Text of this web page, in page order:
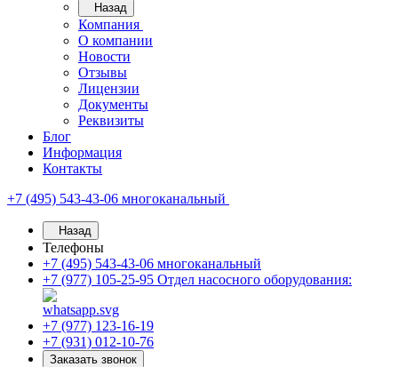
Назад
Компания
О компании
Новости
Отзывы
Лицензии
Документы
Реквизиты
Блог
Информация
Контакты
+7 (495) 543-43-06 многоканальный
Назад
Телефоны
+7 (495) 543-43-06 многоканальный
+7 (977) 105-25-95 Отдел насосного оборудования:
+7 (977) 123-16-19
+7 (931) 012-10-76
Заказать звонок